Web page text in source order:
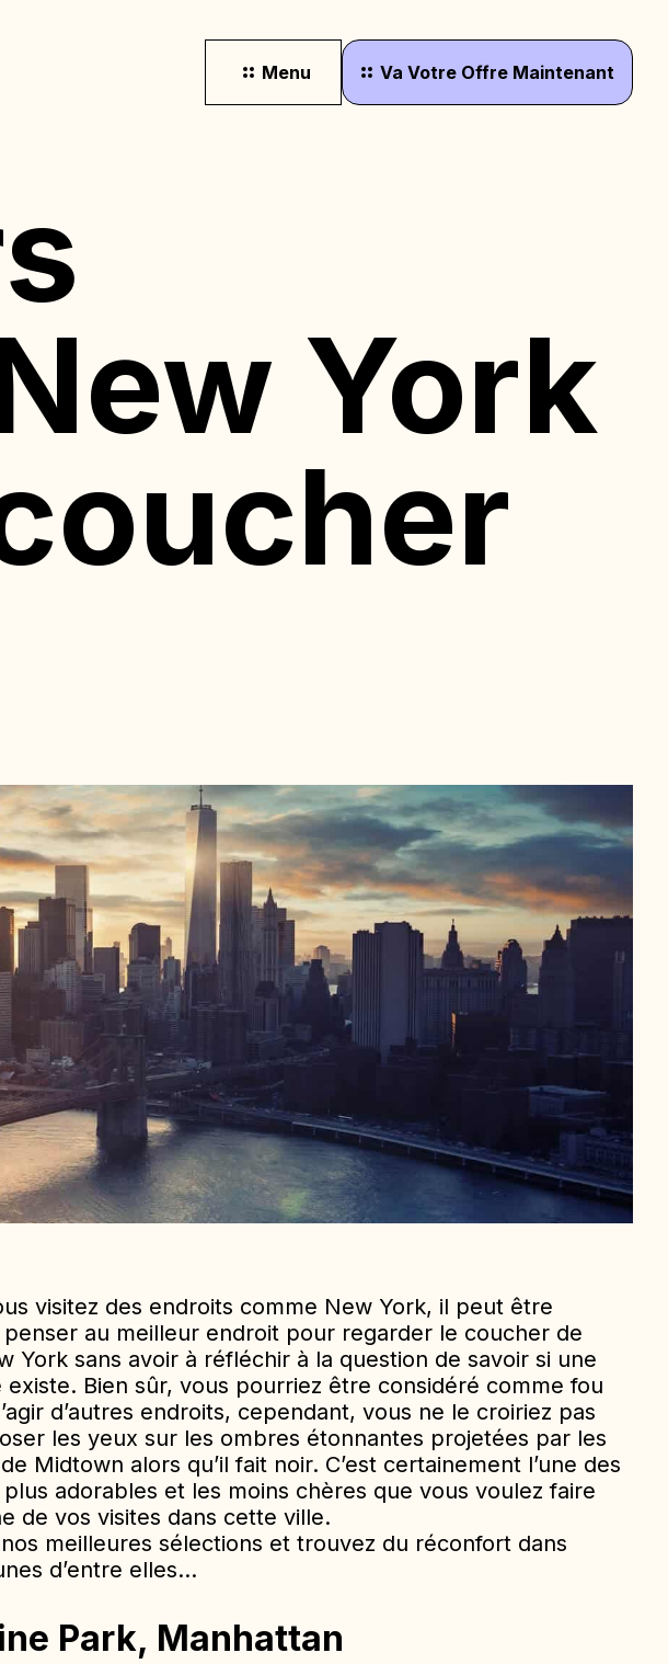
Menu
Va Votre Offre Maintenant
York
visitez des endroits comme New York, il peut être
penser au meilleur endroit pour regarder le coucher de
York sans avoir à réfléchir à la question de savoir si une
existe. Bien sûr, vous pourriez être considéré comme fou
d’autres endroits, cependant, vous ne le croiriez pas
les yeux sur les ombres étonnantes projetées par les
Midtown alors qu’il fait noir. C’est certainement l’une des
adorables et les moins chères que vous voulez faire
de vos visites dans cette ville.
meilleures sélections et trouvez du réconfort dans
d’entre elles…
Park, Manhattan